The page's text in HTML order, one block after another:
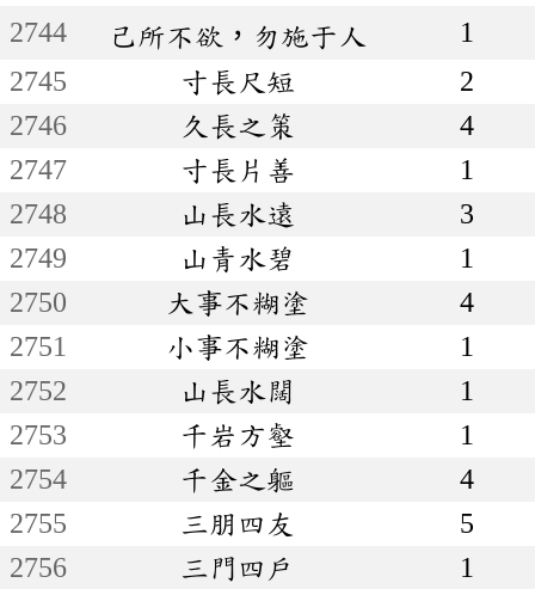
2744
己所不欲，勿施于人
1
2745
寸長尺短
2
2746
久長之策
4
2747
寸長片善
1
2748
山長水遠
3
2749
山青水碧
1
2750
大事不糊塗
4
2751
小事不糊塗
1
2752
山長水闊
1
2753
千岩方壑
1
2754
千金之軀
4
2755
三朋四友
5
2756
三門四戶
1